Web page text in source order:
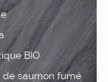
BIO
saumon fumé